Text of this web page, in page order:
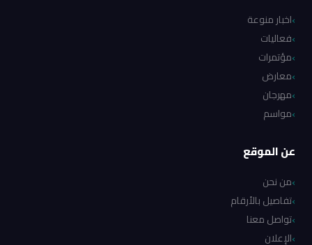
اخبار منوعة
فعاليات
مؤتمرات
معارض
مهرجان
مواسم
عن الموقع
من نحن
تفاصيل بالأرقام
تواصل معنا
الإعلان